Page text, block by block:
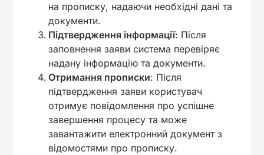
на прописку, надаючи необхідні дані та
документи.
Підтвердження інформації: Після
заповнення заяви система перевіряє
надану інформацію та документи.
Отримання прописки: Після
підтвердження заяви користувач
отримує повідомлення про успішне
завершення процесу та може
завантажити електронний документ з
відомостями про прописку.